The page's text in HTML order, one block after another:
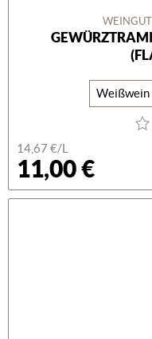
Weißwein
14,67 €/L
11,00 €